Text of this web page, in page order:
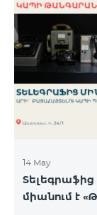
14 May
միանում է